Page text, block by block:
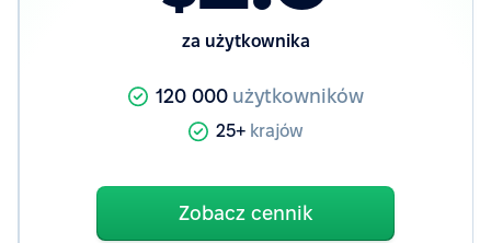
za użytkownika
120 000 użytkowników
25+ krajów
Zobacz cennik